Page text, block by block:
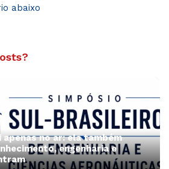
abaixo
apenas no ar: ela também
engenharia e